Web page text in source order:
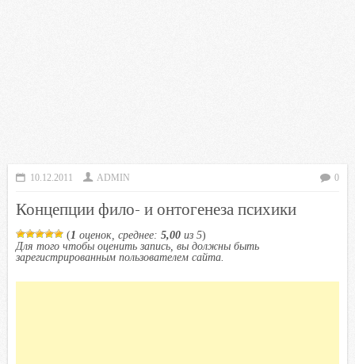
10.12.2011 ADMIN 0
Концепции фило- и онтогенеза психики
(1 оценок, среднее: 5,00 из 5)
Для того чтобы оценить запись, вы должны быть
зарегистрированным пользователем сайта.